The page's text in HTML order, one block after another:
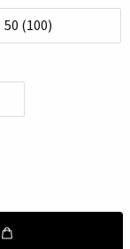
50 (100)